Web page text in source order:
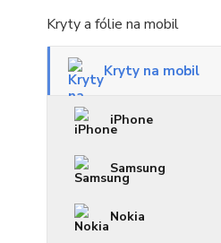
Kryty a fólie na mobil
Kryty na mobil
iPhone
Samsung
Nokia